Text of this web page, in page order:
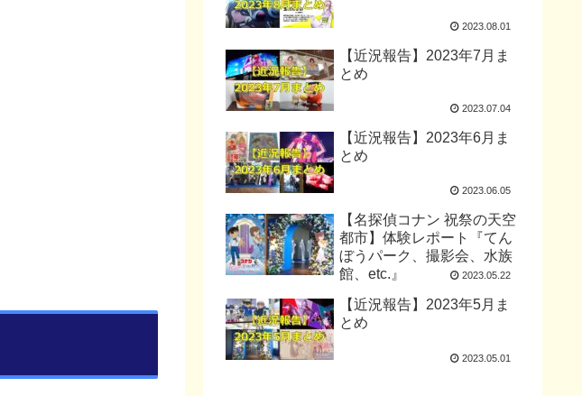
2023.08.01
【近況報告】2023年7月ま
とめ
2023.07.04
【近況報告】2023年6月ま
とめ
2023.06.05
【名探偵コナン 祝祭の天空
都市】体験レポート『てん
ぼうパーク、撮影会、水族
館、etc.』
2023.05.22
【近況報告】2023年5月ま
とめ
2023.05.01